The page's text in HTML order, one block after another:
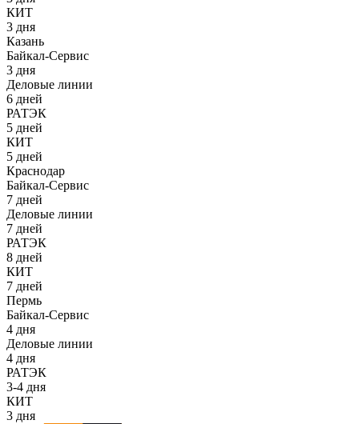
КИТ
3 дня
Казань
Байкал-Сервис
3 дня
Деловые линии
6 дней
РАТЭК
5 дней
КИТ
5 дней
Краснодар
Байкал-Сервис
7 дней
Деловые линии
7 дней
РАТЭК
8 дней
КИТ
7 дней
Пермь
Байкал-Сервис
4 дня
Деловые линии
4 дня
РАТЭК
3-4 дня
КИТ
3 дня